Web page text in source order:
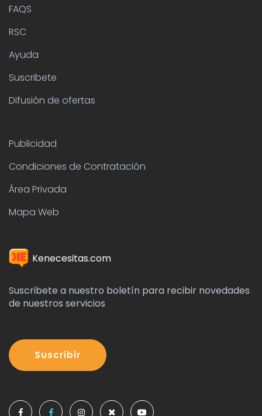
FAQS
RSC
Ayuda
Suscribete
Difusión de ofertas
Publicidad
Condiciones de Contratación
Área Privada
Mapa Web
Kenecesitas.com
Suscribete a nuestro boletín para recibir novedades
de nuestros servicios
Suscribir